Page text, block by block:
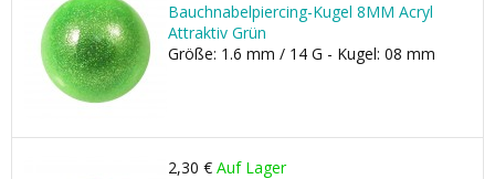
Bauchnabelpiercing-Kugel 8MM Acryl
Attraktiv Grün
Größe: 1.6 mm / 14 G - Kugel: 08 mm
2,30 € Auf Lager